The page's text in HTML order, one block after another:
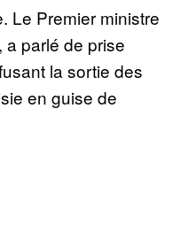
Le Premier ministre
a parlé de prise
la sortie des
en guise de